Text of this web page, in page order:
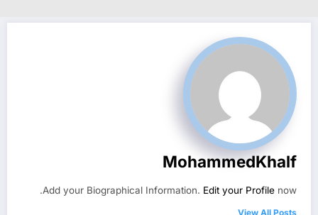
MohammedKhalf
Add your Biographical Information. Edit your Profile now.
View All Posts